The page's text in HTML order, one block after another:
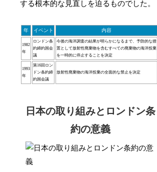
する根本的な見直しを迫るものでした。
年 イベント 内容
1982
年
ロンドン条
約締約国会
議
今後の海洋調査の結果が明らかになるまで、予防的な措
置として放射性廃棄物を含むすべての廃棄物の海洋投棄
を一時的に停止することを決定
1993
年
第16回ロン
ドン条約締
約国会議
放射性廃棄物の海洋投棄の全面的な禁止を決定
日本の取り組みとロンドン条
約の意義